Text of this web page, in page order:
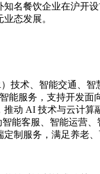
名餐饮企业在沪开
态发展。
技术、智能交通、
服务，支持开发
动 AI 技术与云计算
能客服、智能运营
制服务，满足养老